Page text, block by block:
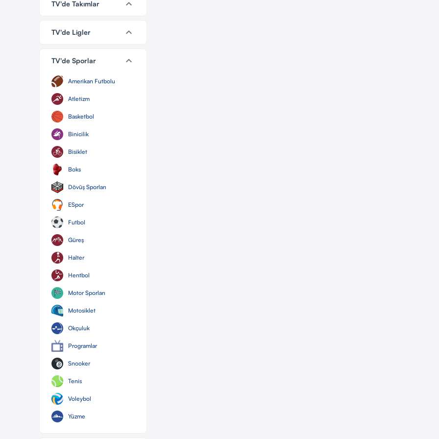
TV'de Takımlar keyboard_arrow_down
TV'de Ligler keyboard_arrow_down
TV'de Sporlar keyboard_arrow_down
Amerikan Futbolu
Atletizm
Basketbol
Binicilik
Bisiklet
Boks
Dövüş Sporları
ESpor
Futbol
Güreş
Halter
Hentbol
Motor Sporları
Motosiklet
Okçuluk
Programlar
Snooker
Tenis
Voleybol
Yüzme